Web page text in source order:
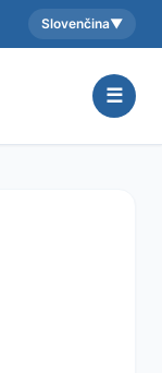
Aktuálny jazyk:
Slovenčina▼
☰